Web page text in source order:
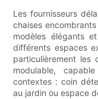
Les fournisseurs
chaises
modèles élégants
différents espaces
particulièrement les
modulable,
contextes : coin
au jardin ou espace